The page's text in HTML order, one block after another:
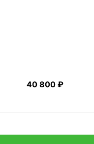
40 800 ₽